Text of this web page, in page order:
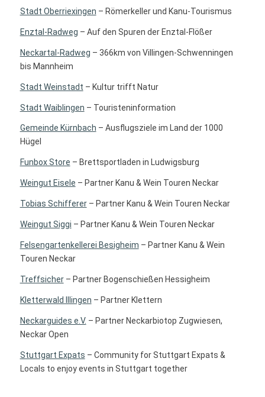
Stadt Oberriexingen – Römerkeller und Kanu-Tourismus
Enztal-Radweg – Auf den Spuren der Enztal-Flößer
Neckartal-Radweg – 366km von Villingen-Schwenningen
bis Mannheim
Stadt Weinstadt – Kultur trifft Natur
Stadt Waiblingen – Touristeninformation
Gemeinde Kürnbach – Ausflugsziele im Land der 1000
Hügel
Funbox Store – Brettsportladen in Ludwigsburg
Weingut Eisele – Partner Kanu & Wein Touren Neckar
Tobias Schifferer– Partner Kanu & Wein Touren Neckar
Weingut Siggi – Partner Kanu & Wein Touren Neckar
Felsengartenkellerei Besigheim – Partner Kanu & Wein
Touren Neckar
Treffsicher– Partner Bogenschießen Hessigheim
Kletterwald Illingen – Partner Klettern
Neckarguides e.V. – Partner Neckarbiotop Zugwiesen,
Neckar Open
Stuttgart Expats – Community for Stuttgart Expats &
Locals to enjoy events in Stuttgart together